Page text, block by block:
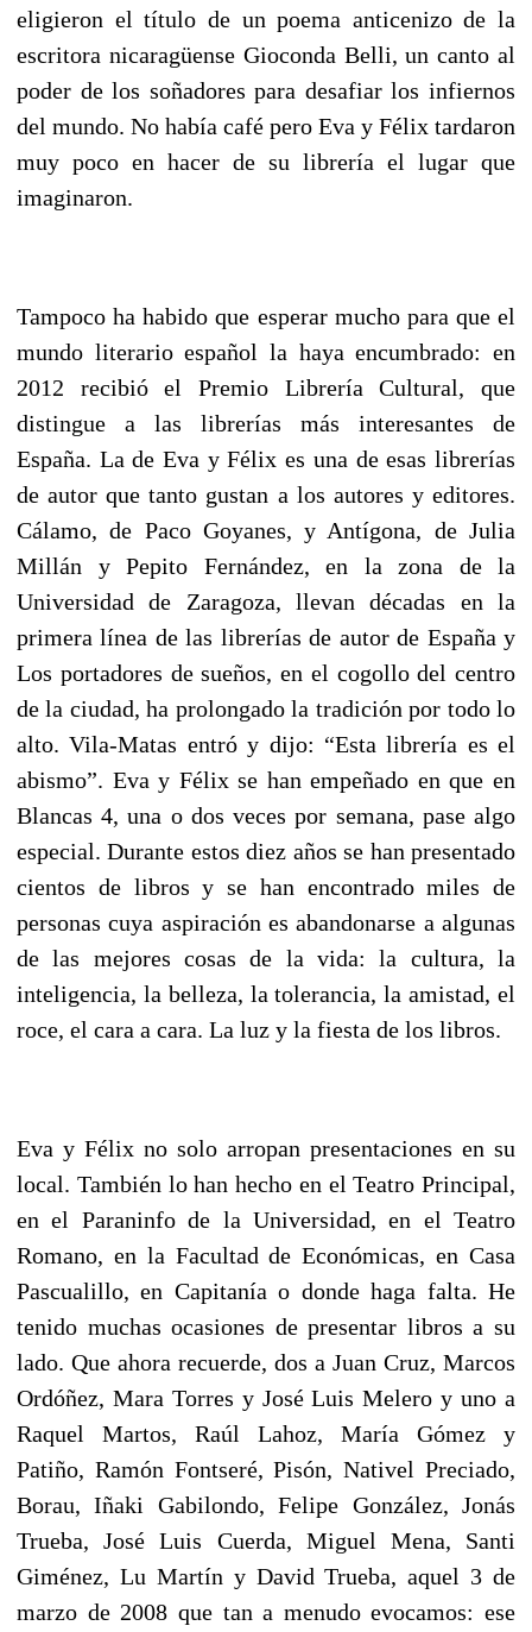
eligieron el título de un poema anticenizo de la
escritora nicaragüense Gioconda Belli, un canto al
poder de los soñadores para desafiar los infiernos
del mundo. No había café pero Eva y Félix tardaron
muy poco en hacer de su librería el lugar que
imaginaron.
Tampoco ha habido que esperar mucho para que el
mundo literario español la haya encumbrado: en
2012 recibió el Premio Librería Cultural, que
distingue a las librerías más interesantes de
España. La de Eva y Félix es una de esas librerías
de autor que tanto gustan a los autores y editores.
Cálamo, de Paco Goyanes, y Antígona, de Julia
Millán y Pepito Fernández, en la zona de la
Universidad de Zaragoza, llevan décadas en la
primera línea de las librerías de autor de España y
Los portadores de sueños, en el cogollo del centro
de la ciudad, ha prolongado la tradición por todo lo
alto. Vila-Matas entró y dijo: “Esta librería es el
abismo”. Eva y Félix se han empeñado en que en
Blancas 4, una o dos veces por semana, pase algo
especial. Durante estos diez años se han presentado
cientos de libros y se han encontrado miles de
personas cuya aspiración es abandonarse a algunas
de las mejores cosas de la vida: la cultura, la
inteligencia, la belleza, la tolerancia, la amistad, el
roce, el cara a cara. La luz y la fiesta de los libros.
Eva y Félix no solo arropan presentaciones en su
local. También lo han hecho en el Teatro Principal,
en el Paraninfo de la Universidad, en el Teatro
Romano, en la Facultad de Económicas, en Casa
Pascualillo, en Capitanía o donde haga falta. He
tenido muchas ocasiones de presentar libros a su
lado. Que ahora recuerde, dos a Juan Cruz, Marcos
Ordóñez, Mara Torres y José Luis Melero y uno a
Raquel Martos, Raúl Lahoz, María Gómez y
Patiño, Ramón Fontseré, Pisón, Nativel Preciado,
Borau, Iñaki Gabilondo, Felipe González, Jonás
Trueba, José Luis Cuerda, Miguel Mena, Santi
Giménez, Lu Martín y David Trueba, aquel 3 de
marzo de 2008 que tan a menudo evocamos: ese